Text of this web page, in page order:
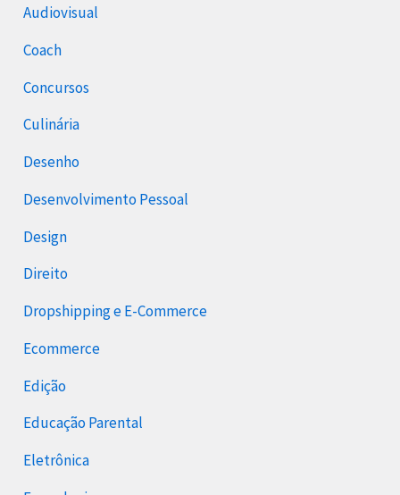
Audiovisual
Coach
Concursos
Culinária
Desenho
Desenvolvimento Pessoal
Design
Direito
Dropshipping e E-Commerce
Ecommerce
Edição
Educação Parental
Eletrônica